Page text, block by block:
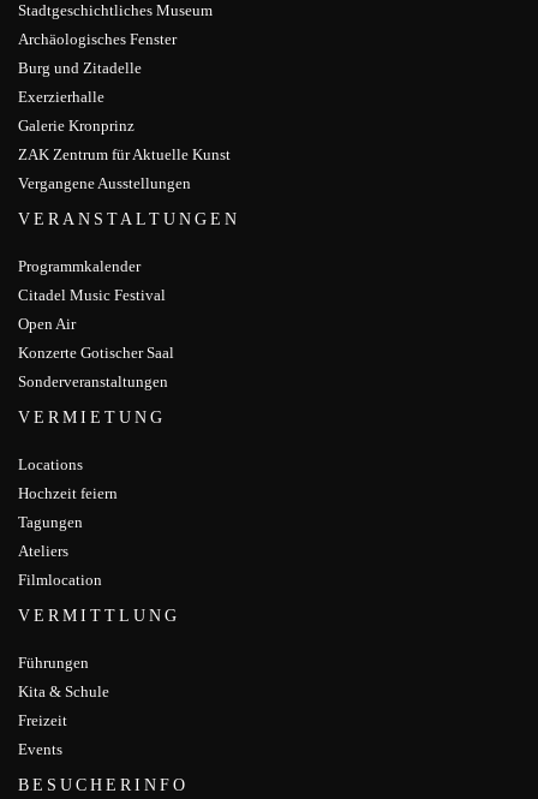
Stadtgeschichtliches Museum
Archäologisches Fenster
Burg und Zitadelle
Exerzierhalle
Galerie Kronprinz
ZAK Zentrum für Aktuelle Kunst
Vergangene Ausstellungen
VERANSTALTUNGEN
Programmkalender
Citadel Music Festival
Open Air
Konzerte Gotischer Saal
Sonderveranstaltungen
VERMIETUNG
Locations
Hochzeit feiern
Tagungen
Ateliers
Filmlocation
VERMITTLUNG
Führungen
Kita & Schule
Freizeit
Events
BESUCHERINFO